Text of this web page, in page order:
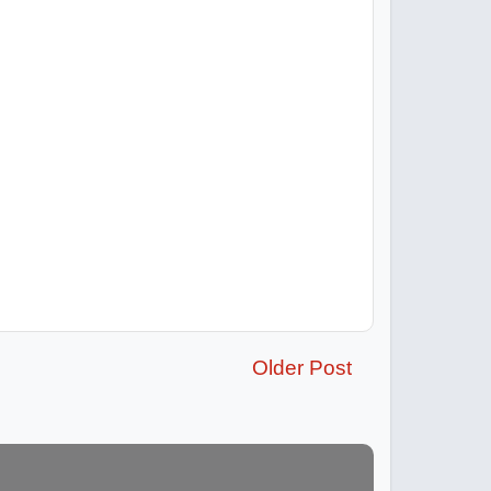
Older Post